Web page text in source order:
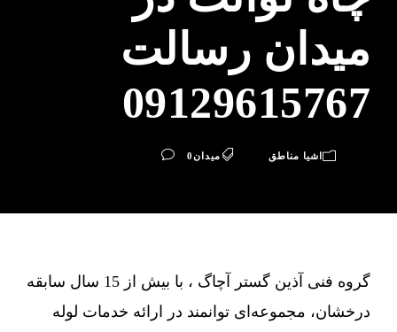
میدان رسالت
09129615767
اشیا مناطق میدان0
گروه فنی آذین گستر آچاگ ، با بیش از 15 سال سابقه
درخشان، مجموعه‌ای توانمند در ارائه خدمات لوله